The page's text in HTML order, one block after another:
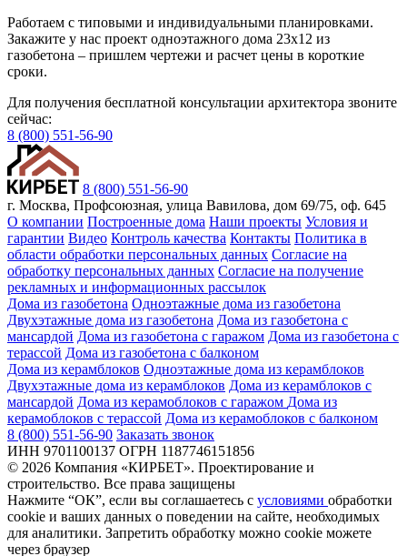
Работаем с типовыми и индивидуальными планировками.
Закажите у нас проект одноэтажного дома 23х12 из
газобетона – пришлем чертежи и расчет цены в короткие
сроки.
Для получения бесплатной консультации архитектора звоните
сейчас:
8 (800) 551-56-90
8 (800) 551-56-90
г. Москва, Профсоюзная, улица Вавилова, дом 69/75, оф. 645
О компании Построенные дома Наши проекты Условия и
гарантии Видео Контроль качества Контакты Политика в
области обработки персональных данных Согласие на
обработку персональных данных Согласие на получение
рекламных и информационных рассылок
Дома из газобетона Одноэтажные дома из газобетона
Двухэтажные дома из газобетона Дома из газобетона с
мансардой Дома из газобетона с гаражом Дома из газобетона с
терассой Дома из газобетона с балконом
Дома из керамблоков Одноэтажные дома из керамблоков
Двухэтажные дома из керамблоков Дома из керамблоков с
мансардой Дома из керамоблоков с гаражом Дома из
керамоблоков с терассой Дома из керамоблоков с балконом
8 (800) 551-56-90 Заказать звонок
ИНН 9701100137 ОГРН 1187746151856
© 2026 Компания «КИРБЕТ». Проектирование и
строительство. Все права защищены
Нажмите “ОК”, если вы соглашаетесь с условиями обработки
cookie и ваших данных о поведении на сайте, необходимых
для аналитики. Запретить обработку можно cookie можете
через браузер